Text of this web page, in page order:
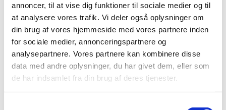
annoncer, til at vise dig funktioner til sociale medier og til
at analysere vores trafik. Vi deler også oplysninger om
din brug af vores hjemmeside med vores partnere inden
for sociale medier, annonceringspartnere og
analysepartnere. Vores partnere kan kombinere disse
data med andre oplysninger, du har givet dem, eller som
de har indsamlet fra din brug af deres tjenester.
Læs mere om løn på
institutionerne:
Medarbejder- og Kompetencestyrelsens
lønoversigt
Spørgsmål kan rettes til ufs-jur@ufm.dk.